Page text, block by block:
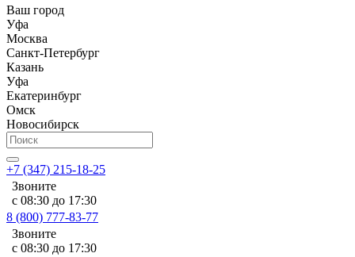
Ваш город
Уфа
Москва
Санкт-Петербург
Казань
Уфа
Екатеринбург
Омск
Новосибирск
+7 (347) 215-18-25
Звоните
с 08:30 до 17:30
8 (800) 777-83-77
Звоните
с 08:30 до 17:30